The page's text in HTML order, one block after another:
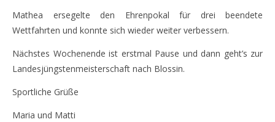
Mathea ersegelte den Ehrenpokal für drei beendete
Wettfahrten und konnte sich wieder weiter verbessern.
Nächstes Wochenende ist erstmal Pause und dann geht’s zur
Landesjüngstenmeisterschaft nach Blossin.
Sportliche Grüße
Maria und Matti